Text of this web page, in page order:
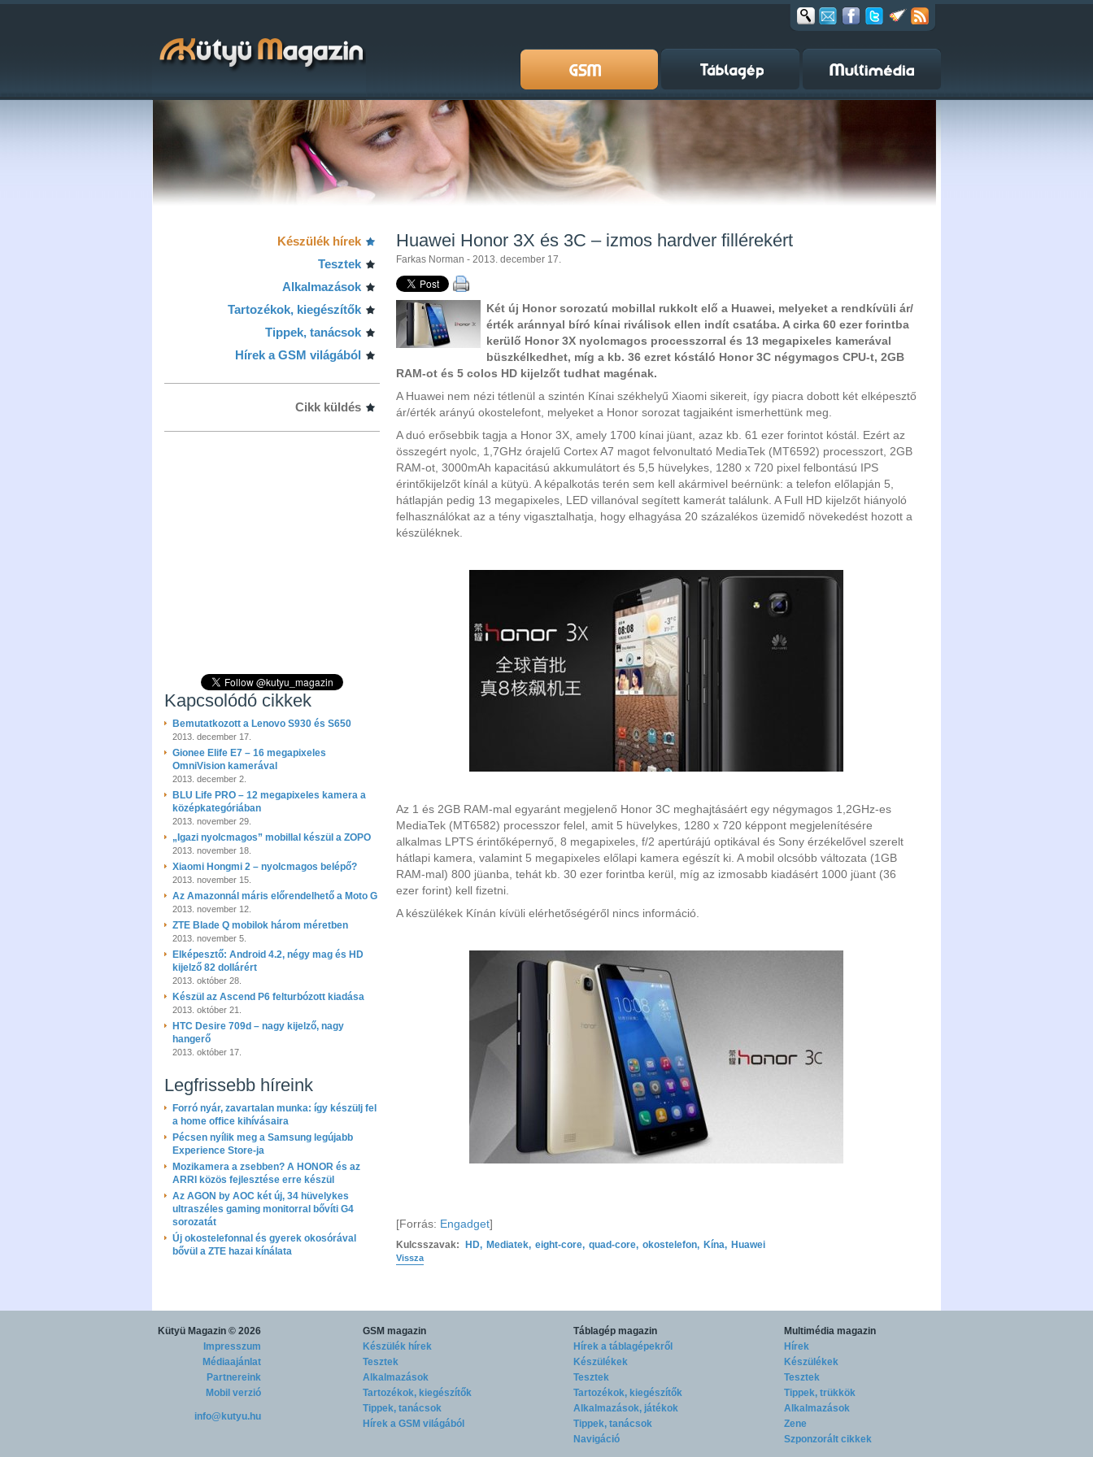
Készülék hírek
Tesztek
Alkalmazások
Tartozékok, kiegészítők
Tippek, tanácsok
Hírek a GSM világából
Cikk küldés
Kapcsolódó cikkek
Bemutatkozott a Lenovo S930 és S650
2013. december 17.
Gionee Elife E7 – 16 megapixeles
OmniVision kamerával
2013. december 2.
BLU Life PRO – 12 megapixeles kamera a
középkategóriában
2013. november 29.
„Igazi nyolcmagos” mobillal készül a ZOPO
2013. november 18.
Xiaomi Hongmi 2 – nyolcmagos belépő?
2013. november 15.
Az Amazonnál máris előrendelhető a Moto G
2013. november 12.
ZTE Blade Q mobilok három méretben
2013. november 5.
Elképesztő: Android 4.2, négy mag és HD
kijelző 82 dollárért
2013. október 28.
Készül az Ascend P6 felturbózott kiadása
2013. október 21.
HTC Desire 709d – nagy kijelző, nagy
hangerő
2013. október 17.
Legfrissebb híreink
Forró nyár, zavartalan munka: így készülj fel
a home office kihívásaira
Pécsen nyílik meg a Samsung legújabb
Experience Store-ja
Mozikamera a zsebben? A HONOR és az
ARRI közös fejlesztése erre készül
Az AGON by AOC két új, 34 hüvelykes
ultraszéles gaming monitorral bővíti G4
sorozatát
Új okostelefonnal és gyerek okosórával
bővül a ZTE hazai kínálata
Huawei Honor 3X és 3C – izmos hardver fillérekért
Farkas Norman - 2013. december 17.
Két új Honor sorozatú mobillal rukkolt elő a Huawei, melyeket a rendkívüli ár/
érték aránnyal bíró kínai riválisok ellen indít csatába. A cirka 60 ezer forintba
kerülő Honor 3X nyolcmagos processzorral és 13 megapixeles kamerával
büszkélkedhet, míg a kb. 36 ezret kóstáló Honor 3C négymagos CPU-t, 2GB
RAM-ot és 5 colos HD kijelzőt tudhat magénak.
A Huawei nem nézi tétlenül a szintén Kínai székhelyű Xiaomi sikereit, így piacra dobott két elképesztő
ár/érték arányú okostelefont, melyeket a Honor sorozat tagjaiként ismerhettünk meg.
A duó erősebbik tagja a Honor 3X, amely 1700 kínai jüant, azaz kb. 61 ezer forintot kóstál. Ezért az
összegért nyolc, 1,7GHz órajelű Cortex A7 magot felvonultató MediaTek (MT6592) processzort, 2GB
RAM-ot, 3000mAh kapacitású akkumulátort és 5,5 hüvelykes, 1280 x 720 pixel felbontású IPS
érintőkijelzőt kínál a kütyü. A képalkotás terén sem kell akármivel beérnünk: a telefon előlapján 5,
hátlapján pedig 13 megapixeles, LED villanóval segített kamerát találunk. A Full HD kijelzőt hiányoló
felhasználókat az a tény vigasztalhatja, hogy elhagyása 20 százalékos üzemidő növekedést hozott a
készüléknek.
Az 1 és 2GB RAM-mal egyaránt megjelenő Honor 3C meghajtásáért egy négymagos 1,2GHz-es
MediaTek (MT6582) processzor felel, amit 5 hüvelykes, 1280 x 720 képpont megjelenítésére
alkalmas LPTS érintőképernyő, 8 megapixeles, f/2 apertúrájú optikával és Sony érzékelővel szerelt
hátlapi kamera, valamint 5 megapixeles előlapi kamera egészít ki. A mobil olcsóbb változata (1GB
RAM-mal) 800 jüanba, tehát kb. 30 ezer forintba kerül, míg az izmosabb kiadásért 1000 jüant (36
ezer forint) kell fizetni.
A készülékek Kínán kívüli elérhetőségéről nincs információ.
[Forrás: Engadget]
Kulcsszavak: HD, Mediatek, eight-core, quad-core, okostelefon, Kína, Huawei
Vissza
Kütyü Magazin © 2026
Impresszum
Médiaajánlat
Partnereink
Mobil verzió
info@kutyu.hu
GSM magazin
Készülék hírek
Tesztek
Alkalmazások
Tartozékok, kiegészítők
Tippek, tanácsok
Hírek a GSM világából
Táblagép magazin
Hírek a táblagépekről
Készülékek
Tesztek
Tartozékok, kiegészítők
Alkalmazások, játékok
Tippek, tanácsok
Navigáció
Multimédia magazin
Hírek
Készülékek
Tesztek
Tippek, trükkök
Alkalmazások
Zene
Szponzorált cikkek